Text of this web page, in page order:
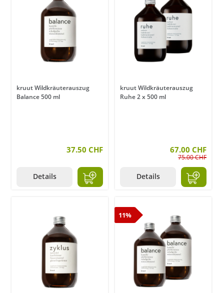
kruut Wildkräuterauszug
Balance 500 ml
37.50 CHF
Details
kruut Wildkräuterauszug
Ruhe 2 x 500 ml
67.00 CHF
75.00 CHF
Details
11%